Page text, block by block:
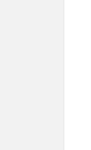
page